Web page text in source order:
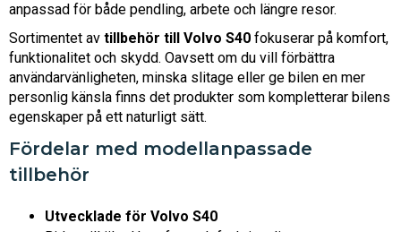
anpassad för både pendling, arbete och längre resor.
Sortimentet av tillbehör till Volvo S40 fokuserar på komfort,
funktionalitet och skydd. Oavsett om du vill förbättra
användarvänligheten, minska slitage eller ge bilen en mer
personlig känsla finns det produkter som kompletterar bilens
egenskaper på ett naturligt sätt.
Fördelar med modellanpassade
tillbehör
Utvecklade för Volvo S40